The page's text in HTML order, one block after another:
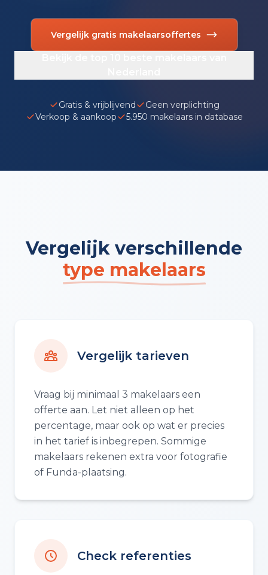
Vergelijk gratis makelaarsoffertes
Gratis & vrijblijvend
Geen verplichting
Verkoop & aankoop
5.950 makelaars in database
Vergelijk verschillende
type makelaars
Vergelijk tarieven
Vraag bij minimaal 3 makelaars een
offerte aan. Let niet alleen op het
percentage, maar ook op wat er precies
in het tarief is inbegrepen. Sommige
makelaars rekenen extra voor fotografie
of Funda-plaatsing.
Check referenties